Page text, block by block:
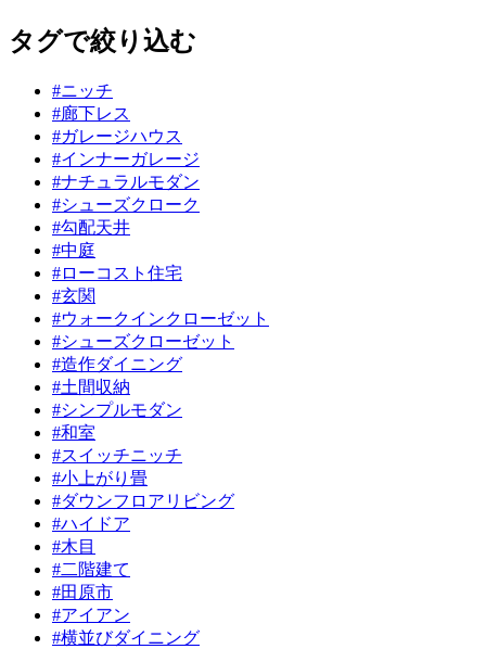
タグで絞り込む
#ニッチ
#廊下レス
#ガレージハウス
#インナーガレージ
#ナチュラルモダン
#シューズクローク
#勾配天井
#中庭
#ローコスト住宅
#玄関
#ウォークインクローゼット
#シューズクローゼット
#造作ダイニング
#土間収納
#シンプルモダン
#和室
#スイッチニッチ
#小上がり畳
#ダウンフロアリビング
#ハイドア
#木目
#二階建て
#田原市
#アイアン
#横並びダイニング